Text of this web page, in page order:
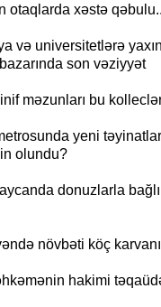
otaqlarda xəstə
və universitetlərə
son vəziyyət
məzunları bu
yeni
olundu?
donuzlarla
növbəti köç
hakimi